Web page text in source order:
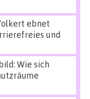
ebnet
und
Wie sich